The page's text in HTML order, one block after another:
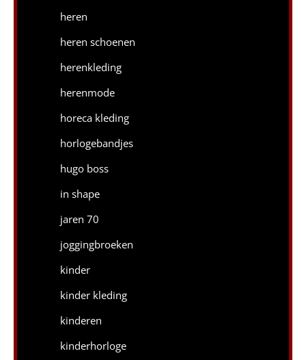
heren
heren schoenen
herenkleding
herenmode
horeca kleding
horlogebandjes
hugo boss
in shape
jaren 70
joggingbroeken
kinder
kinder kleding
kinderen
kinderhorloge